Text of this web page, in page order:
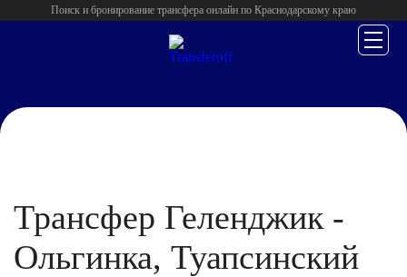
Поиск и бронирование трансфера онлайн по Краснодарскому краю
Трансфер Геленджик -
Ольгинка, Туапсинский